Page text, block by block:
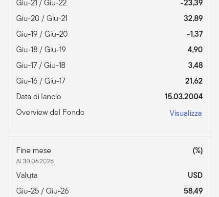
Giu-21 / Giu-22
-23,39
Giu-20 / Giu-21
32,89
Giu-19 / Giu-20
-1,37
Giu-18 / Giu-19
4,90
Giu-17 / Giu-18
3,48
Giu-16 / Giu-17
21,62
Data di lancio
15.03.2004
Overview del Fondo
Visualizza
Fine mese
Al 30.06.2026
(%)
Valuta
USD
Giu-25 / Giu-26
58,49